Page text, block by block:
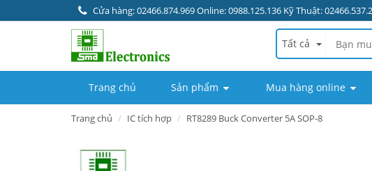
Cửa hàng: 02466.874.969 Online: 0988.125.136 Kỹ Thuật:
Tất cả
Trang chủ Sản phẩm Mua hàng online
Trang chủ IC tích hợp RT8289 Buck Converter 5A SOP-8